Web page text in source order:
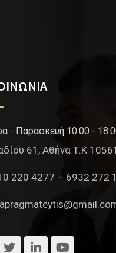
- Παρασκευή 10:00 -
61, Αθήνα Τ.Κ 10561
220 4277 – 6932 272